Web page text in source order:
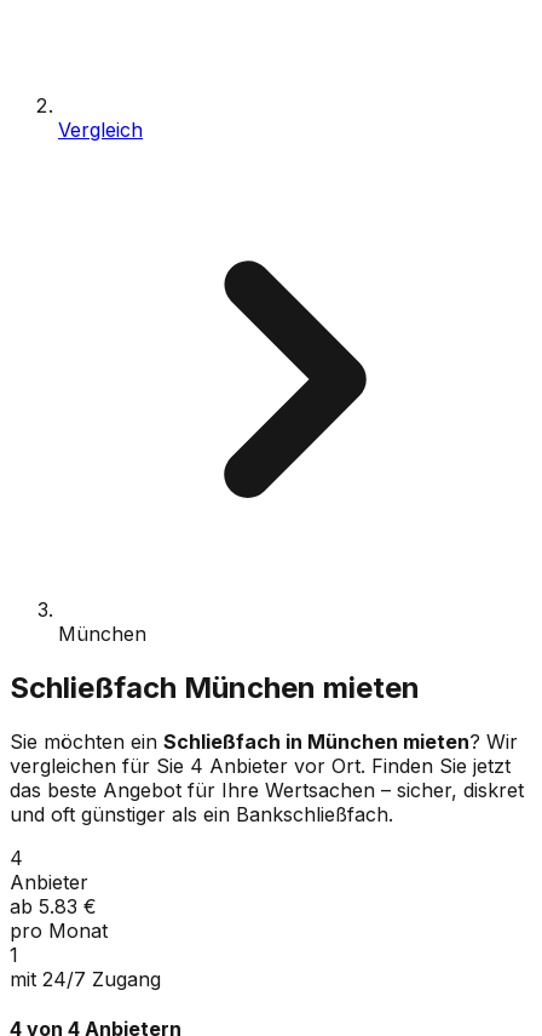
Vergleich
München
Schließfach München mieten
Sie möchten ein Schließfach in München mieten? Wir
vergleichen für Sie 4 Anbieter vor Ort. Finden Sie jetzt
das beste Angebot für Ihre Wertsachen – sicher, diskret
und oft günstiger als ein Bankschließfach.
4
Anbieter
ab 5.83 €
pro Monat
1
mit 24/7 Zugang
4 von 4 Anbietern